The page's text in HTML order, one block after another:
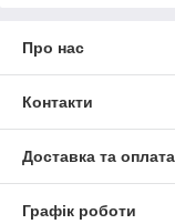
Про нас
Контакти
Доставка та оплата
Графік роботи